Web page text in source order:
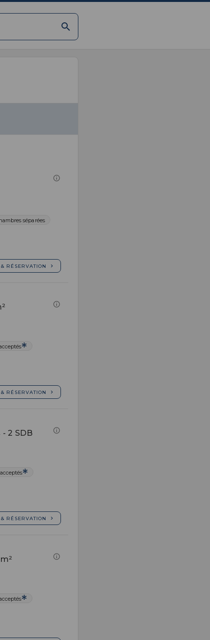
séparées
& RÉSERVATION
& RÉSERVATION
2 SDB
& RÉSERVATION